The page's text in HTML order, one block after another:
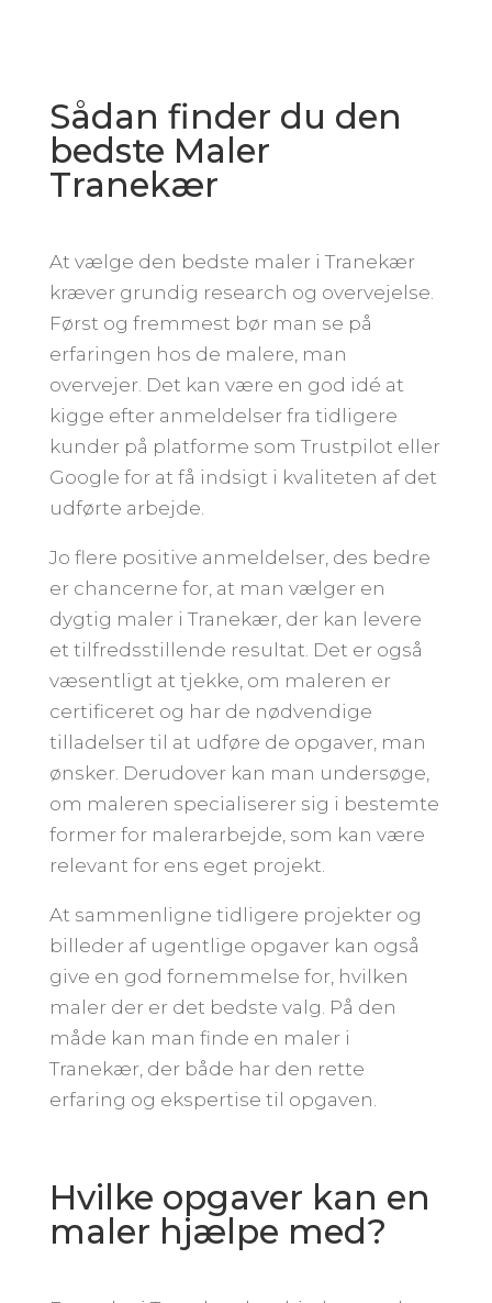
Sådan finder du den
bedste Maler
Tranekær
At vælge den bedste maler i Tranekær
kræver grundig research og overvejelse.
Først og fremmest bør man se på
erfaringen hos de malere, man
overvejer. Det kan være en god idé at
kigge efter anmeldelser fra tidligere
kunder på platforme som Trustpilot eller
Google for at få indsigt i kvaliteten af det
udførte arbejde.
Jo flere positive anmeldelser, des bedre
er chancerne for, at man vælger en
dygtig maler i Tranekær, der kan levere
et tilfredsstillende resultat. Det er også
væsentligt at tjekke, om maleren er
certificeret og har de nødvendige
tilladelser til at udføre de opgaver, man
ønsker. Derudover kan man undersøge,
om maleren specialiserer sig i bestemte
former for malerarbejde, som kan være
relevant for ens eget projekt.
At sammenligne tidligere projekter og
billeder af ugentlige opgaver kan også
give en god fornemmelse for, hvilken
maler der er det bedste valg. På den
måde kan man finde en maler i
Tranekær, der både har den rette
erfaring og ekspertise til opgaven.
Hvilke opgaver kan en
maler hjælpe med?